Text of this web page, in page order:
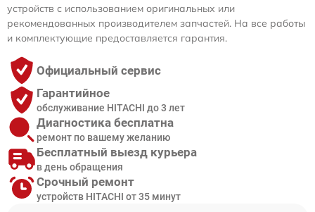
устройств с использованием оригинальных или
рекомендованных производителем запчастей. На все работы
и комплектующие предоставляется гарантия.
Официальный сервис
Гарантийное
обслуживание HITACHI до 3 лет
Диагностика бесплатна
ремонт по вашему желанию
Бесплатный выезд курьера
в день обращения
Срочный ремонт
устройств HITACHI от 35 минут